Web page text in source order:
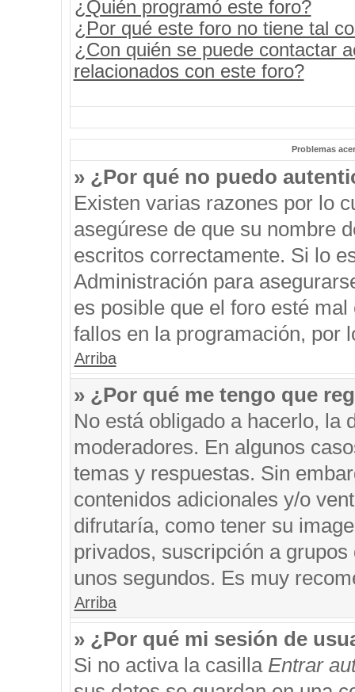
¿Quién programó este foro?
¿Por qué este foro no tiene tal
¿Con quién se puede contactar
relacionados con este foro?
Problemas
» ¿Por qué no puedo
Existen varias razones por lo
asegúrese de que su nombre
escritos correctamente. Si lo
Administración para
es posible que el foro esté
fallos en la programación, por
Arriba
» ¿Por qué me tengo que
No está obligado a hacerlo, la
moderadores. En algunos
temas y respuestas. Sin
contenidos adicionales y/o
difrutaría, como tener su
privados, suscripción a
unos segundos. Es muy
Arriba
» ¿Por qué mi sesión de
Si no activa la casilla Entrar